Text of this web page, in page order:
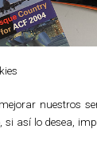
1
nuestros
lo desea,